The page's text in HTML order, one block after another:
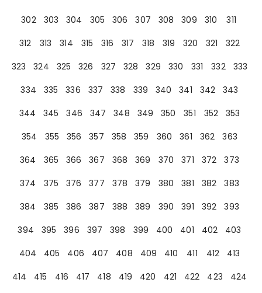
302
303 304 305 306 307 308 309 310
311
312
313 314 315 316 317 318 319 320 321
322
323
324 325 326 327 328 329 330 331 332
333
334
335 336 337 338 339 340 341 342
343
344
345 346 347 348 349 350 351 352
353
354
355 356 357 358 359 360 361 362
363
364
365 366 367 368 369 370 371 372
373
374
375 376 377 378 379 380 381 382
383
384
385 386 387 388 389 390 391 392
393
394
395 396 397 398 399 400 401 402
403
404
405 406 407 408 409 410 411 412
413
414
415 416 417 418 419 420 421 422 423
424